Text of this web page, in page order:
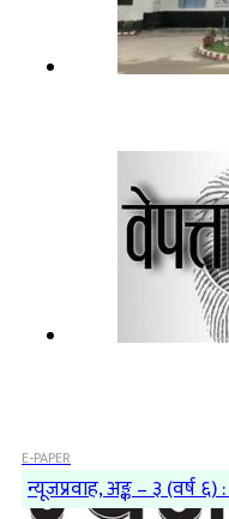
E-PAPER
न्यूजप्रवाह, अङ्क – ३ (वर्ष